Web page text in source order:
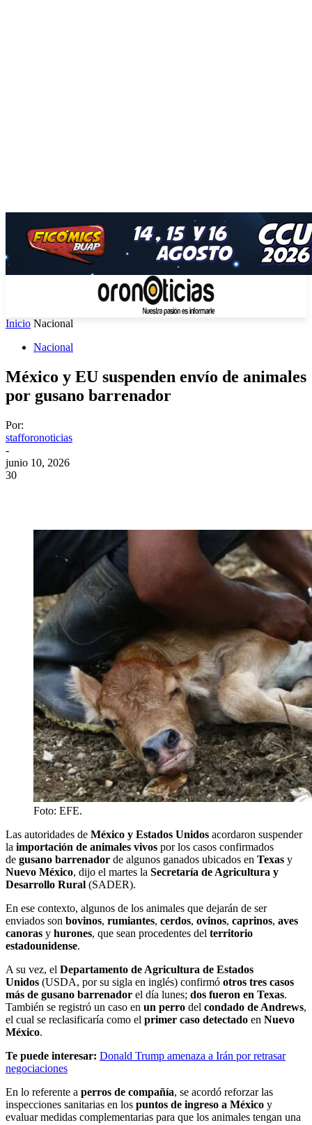
Inicio Nacional
Nacional
México y EU suspenden envío de animales
por gusano barrenador
Por:
stafforonoticias
-
junio 10, 2026
30
Foto: EFE.
Las autoridades de México ⁠y Estados Unidos acordaron suspender
la importación de animales vivos por los casos confirmados
de gusano barrenador de algunos ganados ubicados en Texas y
Nuevo México, dijo el martes la Secretaría de Agricultura y
Desarrollo Rural (SADER).
En ese contexto, algunos de los animales que dejarán de ser
enviados son bovinos, rumiantes, cerdos, ovinos, caprinos, aves
canoras y hurones, que sean procedentes del territorio
estadounidense.
A su vez, el Departamento de Agricultura de Estados
Unidos (USDA, por su sigla en inglés) confirmó otros tres casos
más de gusano barrenador el día lunes; dos fueron en Texas.
También se registró un caso ⁠en un perro ⁠del condado de Andrews,
el cual ⁠se reclasificaría como el primer caso detectado en Nuevo
⁠México.
Te puede interesar: Donald Trump amenaza a Irán por retrasar
negociaciones
En lo referente a perros de compañía, se acordó reforzar las
inspecciones sanitarias en los puntos de ingreso a México y
evaluar medidas complementarias para que los animales tengan una